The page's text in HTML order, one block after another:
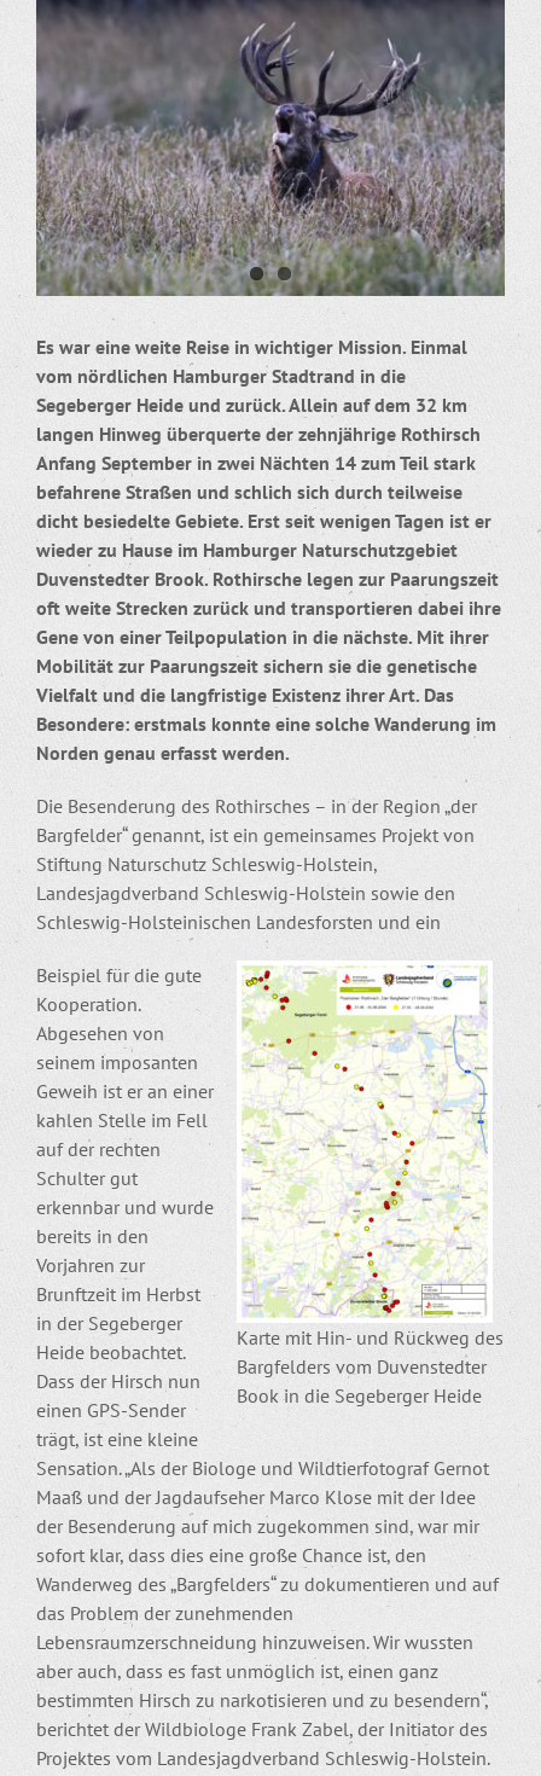
grösseres
Es war eine weite Reise in wichtiger Mission. Einmal
vom nördlichen Hamburger Stadtrand in die
Segeberger Heide und zurück. Allein auf dem 32 km
langen Hinweg überquerte der zehnjährige Rothirsch
Anfang September in zwei Nächten 14 zum Teil stark
befahrene Straßen und schlich sich durch teilweise
dicht besiedelte Gebiete. Erst seit wenigen Tagen ist er
wieder zu Hause im Hamburger Naturschutzgebiet
Duvenstedter Brook. Rothirsche legen zur Paarungszeit
oft weite Strecken zurück und transportieren dabei ihre
Gene von einer Teilpopulation in die nächste. Mit ihrer
Mobilität zur Paarungszeit sichern sie die genetische
Vielfalt und die langfristige Existenz ihrer Art. Das
Besondere: erstmals konnte eine solche Wanderung im
Norden genau erfasst werden.
Die Besenderung des Rothirsches – in der Region „der
Bargfelder“ genannt, ist ein gemeinsames Projekt von
Stiftung Naturschutz Schleswig-Holstein,
Landesjagdverband Schleswig-Holstein sowie den
Schleswig-Holsteinischen Landesforsten und ein
Karte mit Hin- und Rückweg des
Bargfelders vom Duvenstedter
Book in die Segeberger Heide
Beispiel für die gute
Kooperation.
Abgesehen von
seinem imposanten
Geweih ist er an einer
kahlen Stelle im Fell
auf der rechten
Schulter gut
erkennbar und wurde
bereits in den
Vorjahren zur
Brunftzeit im Herbst
in der Segeberger
Heide beobachtet.
Dass der Hirsch nun
einen GPS-Sender
trägt, ist eine kleine
Sensation. „Als der Biologe und Wildtierfotograf Gernot
Maaß und der Jagdaufseher Marco Klose mit der Idee
der Besenderung auf mich zugekommen sind, war mir
sofort klar, dass dies eine große Chance ist, den
Wanderweg des „Bargfelders“ zu dokumentieren und auf
das Problem der zunehmenden
Lebensraumzerschneidung hinzuweisen. Wir wussten
aber auch, dass es fast unmöglich ist, einen ganz
bestimmten Hirsch zu narkotisieren und zu besendern“,
berichtet der Wildbiologe Frank Zabel, der Initiator des
Projektes vom Landesjagdverband Schleswig-Holstein.